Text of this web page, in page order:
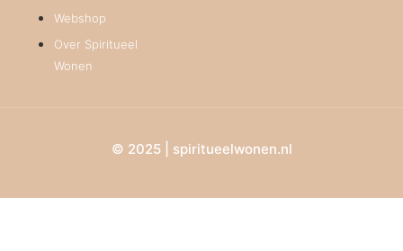
Webshop
Over Spiritueel
Wonen
© 2025 | spiritueelwonen.nl